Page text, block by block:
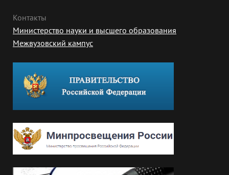
Контакты
Министерство науки и высшего образования
Межвузовский кампус